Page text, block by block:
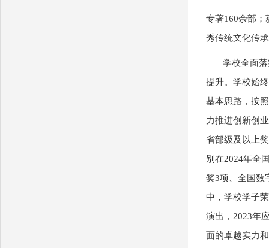
专著160余部；
秀传统文化传
学校全面
提升。学校始
基本思路，按
力推进创新创
省部级及以上
别在2024年全
奖3项、全国数
中，学校学子
演出，2023年
面的卓越实力